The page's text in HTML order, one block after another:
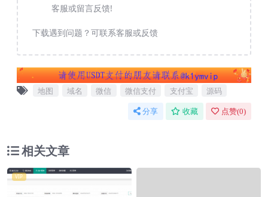
客服或留言反馈!
下载遇到问题？可联系客服或反馈
地图 域名 微信 微信支付 支付宝 源码
分享 收藏 点赞(0)
相关文章
VIP